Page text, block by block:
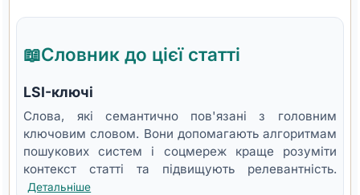
📖Словник до цієї статті
LSI-ключі
Слова, які семантично пов'язані з головним
ключовим словом. Вони допомагають алгоритмам
пошукових систем і соцмереж краще розуміти
контекст статті та підвищують релевантність.
Детальніше